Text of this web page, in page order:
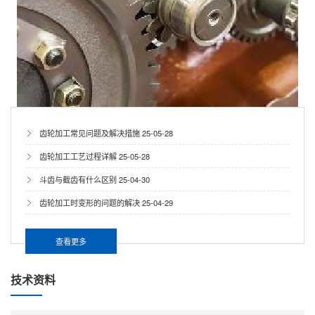
齿轮加工常见问题及解决措施25-05-28
齿轮加工工艺过程详解25-05-28
斗齿与截齿有什么区别25-04-30
齿轮加工时变形的问题的解决25-04-29
查看更多
技术资料
同步带轮齿形加工不是只能用滚齿机
选定同步带齿形（齿距） 配套同步带的宽度 同步带轮的外圆周长等等